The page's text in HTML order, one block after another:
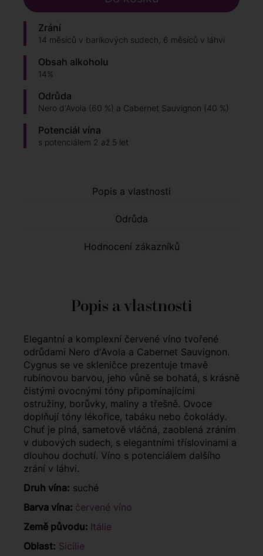
Zrání
14 měsíců v barikových sudech, 6 měsíců v láhvi
Obsah alkoholu
14%
Odrůda
Nero d'Avola (60 %) a Cabernet Sauvignon (40 %)
Potenciál vína
s potenciálem 2 až 5 let
Popis a vlastnosti
Odrůda
Hodnocení zákazníků
Popis a vlastnosti
Elegantní a komplexní červené víno tvořené
odrůdami Nero d'Avola a Cabernet Sauvignon.
Cygnus se ve skleničce prezentuje tmavě
rubínovou barvou, jeho vůně se bohatá, s krásně
čistými ovocnými tóny připomínajícími
ostružiny, borůvky, maliny a třešně. Ovoce
doplňují tóny lékořice, tabáku nebo čokolády.
Chuť je plná, sametově vláčná, zaoblená zráním
v dubových sudech, s elegantními tříslovinami a
dlouhou dochutí. Víno s potenciálem dalšího
zrání v láhvi.
Druh vína: suché
Barva vína: červené víno
Země původu: Itálie
Oblast: Sicílie